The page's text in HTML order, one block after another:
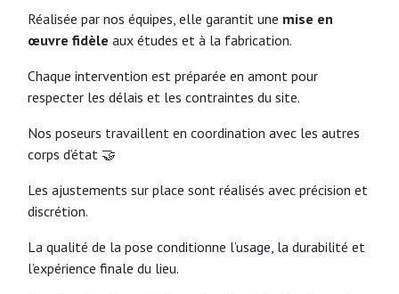
Réalisée par nos équipes, elle garantit une mise en
œuvre fidèle aux études et à la fabrication.
Chaque intervention est préparée en amont pour
respecter les délais et les contraintes du site.
Nos poseurs travaillent en coordination avec les autres
corps d’état 🤝
Les ajustements sur place sont réalisés avec précision et
discrétion.
La qualité de la pose conditionne l’usage, la durabilité et
l’expérience finale du lieu.